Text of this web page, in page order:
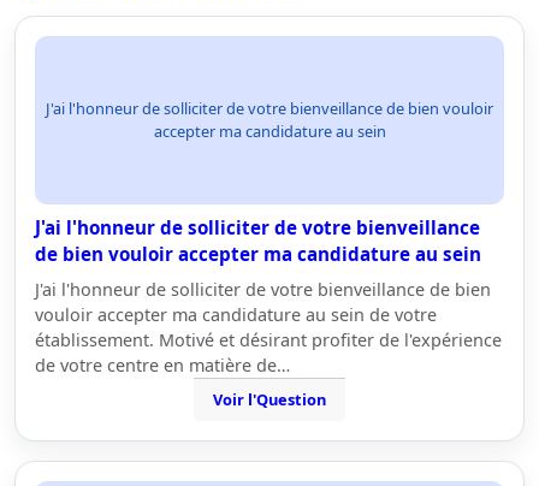
J'ai l'honneur de solliciter de votre bienveillance de bien vouloir
accepter ma candidature au sein
J'ai l'honneur de solliciter de votre bienveillance
de bien vouloir accepter ma candidature au sein
J'ai l'honneur de solliciter de votre bienveillance de bien
vouloir accepter ma candidature au sein de votre
établissement. Motivé et désirant profiter de l'expérience
de votre centre en matière de…
Voir l'Question